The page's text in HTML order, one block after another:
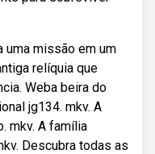
uma missão em um
relíquia que
Weba beira do
jg134. mkv. A
mkv. A família
Descubra todas as